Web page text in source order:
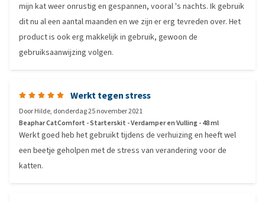
mijn kat weer onrustig en gespannen, vooral 's nachts. Ik gebruik
dit nu al een aantal maanden en we zijn er erg tevreden over. Het
product is ook erg makkelijk in gebruik, gewoon de
gebruiksaanwijzing volgen.
Werkt tegen stress
DoorHilde, donderdag 25 november 2021
Beaphar CatComfort - Starterskit - Verdamper en Vulling - 48 ml
Werkt goed heb het gebruikt tijdens de verhuizing en heeft wel
een beetje geholpen met de stress van verandering voor de
katten.